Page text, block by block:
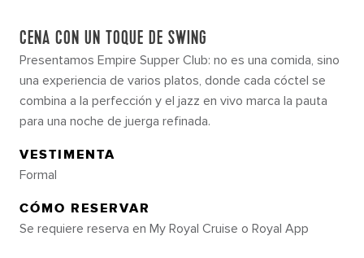
CENA CON UN TOQUE DE SWING
Presentamos Empire Supper Club: no es una comida, sino
una experiencia de varios platos, donde cada cóctel se
combina a la perfección y el jazz en vivo marca la pauta
para una noche de juerga refinada.
VESTIMENTA
Formal
CÓMO RESERVAR
Se requiere reserva en My Royal Cruise o Royal App